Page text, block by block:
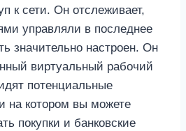
к сети. Он отслеживает,
управляли в последнее
значительно настроен. Он
виртуальный рабочий
потенциальные
на котором вы можете
покупки и банковские